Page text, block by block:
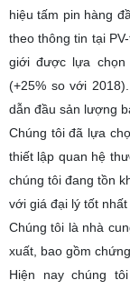
hiệu tấm pin hàng
theo thông tin tại
giới được lựa
(+25% so với
dẫn đầu sản lượng
Chúng tôi đã lựa
thiết lập quan hệ
chúng tôi đang tồn
với giá đại lý tốt
Chúng tôi là nhà
xuất, bao gồm
Hiện nay chúng